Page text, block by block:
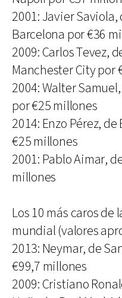
2001: Javier Saviola,
Barcelona por €36
2009: Carlos Tevez,
Manchester City por
2004: Walter
por €25 millones
2014: Enzo Pérez,
€25 millones
2001: Pablo Aimar,
millones
Los 10 más caros
mundial (valores
2013: Neymar, de
€99,7 millones
2009: Cristiano